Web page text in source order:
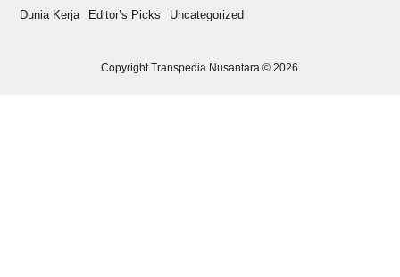
Copyright Transpedia Nusantara © 2026
Dunia Kerja
Editor’s Picks Uncategorized